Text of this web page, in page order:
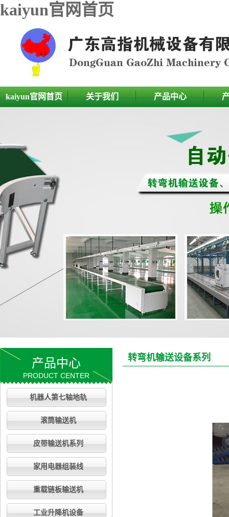
kaiyun官网首页
kaiyun官网首页 关于我们 产品中心
产品中心
PRODUCT CENTER
机器人第七轴地轨
滚筒输送机
皮带输送机系列
家用电器组装线
重载链板输送机
工业升降机设备
转弯机输送设备系列